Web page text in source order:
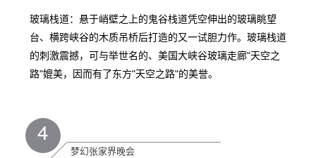
玻璃栈道： 悬于峭壁之上的鬼谷栈道凭空伸出的玻璃眺望
台、横跨峡谷的木质吊桥后打造的又一试胆力作。玻璃栈道
的刺激震撼，可与举世名的、美国大峡谷玻璃走廊"天空之
路"媲美，因而有了东方"天空之路"的美誉。
梦幻张家界晚会
4